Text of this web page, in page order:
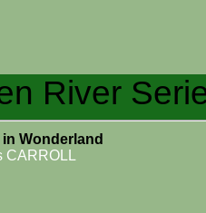
River
Wonderland
CARROLL